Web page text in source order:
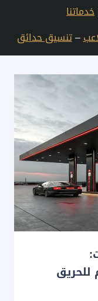
خدماتنا
–تنسيق حدائق
للحريق